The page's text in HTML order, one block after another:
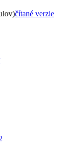
čítané verzie